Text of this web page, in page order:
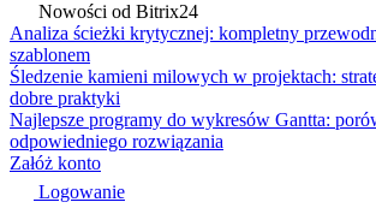
Nowości od Bitrix24
Analiza ścieżki krytycznej: kompletny
szablonem
Śledzenie kamieni milowych w projektach:
dobre praktyki
Najlepsze programy do wykresów Gantta:
odpowiedniego rozwiązania
Załóż konto
Logowanie